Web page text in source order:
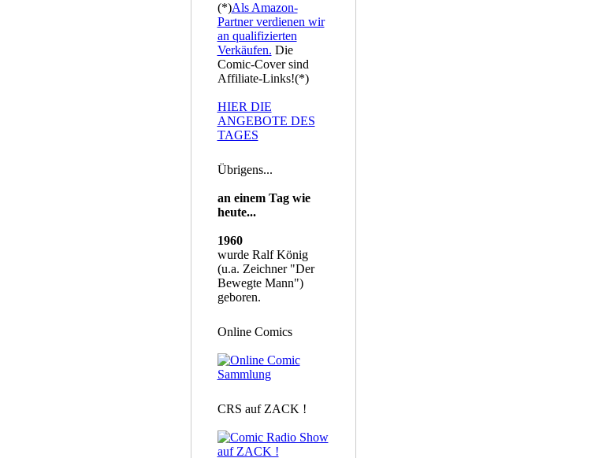
(*)Als Amazon-
Partner verdienen wir
an qualifizierten
Verkäufen. Die
Comic-Cover sind
Affiliate-Links!(*)
HIER DIE
ANGEBOTE DES
TAGES
Übrigens...
an einem Tag wie
heute...
1960
wurde Ralf König
(u.a. Zeichner "Der
Bewegte Mann")
geboren.
Online Comics
CRS auf ZACK !